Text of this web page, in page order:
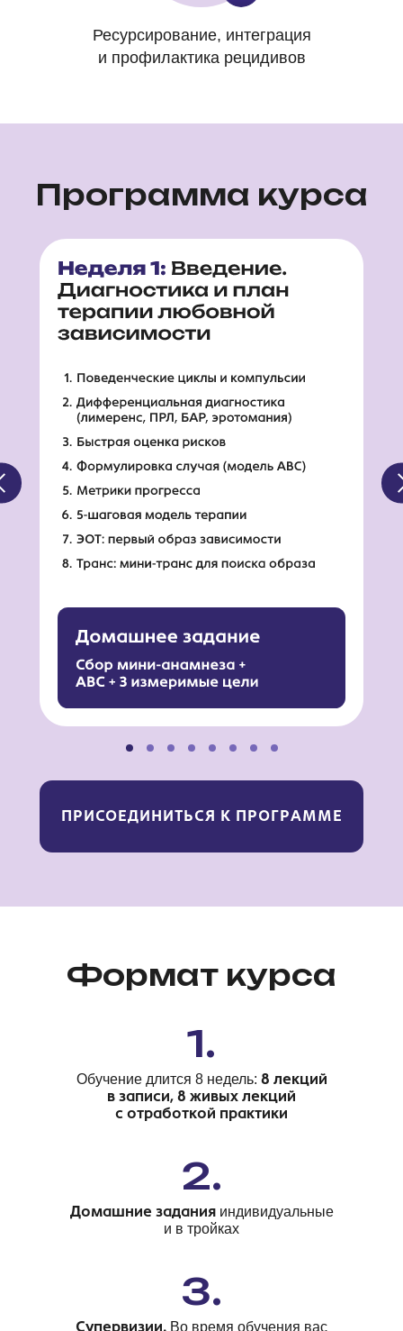
Ресурсирование, интеграция
и профилактика рецидивов
Программа курса
ПРИСОЕДИНИТЬСЯ К ПРОГРАММЕ
Формат курса
1.
2.
3.
Обучение длится 8 недель: 8 лекций
в записи, 8 живых лекций
с отработкой практики
Домашние заданияиндивидуальные
и в тройках
Супервизии. Во время обучения вас